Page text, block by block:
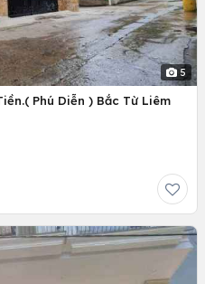
5
Phú Diễn ) Bắc Từ Liêm